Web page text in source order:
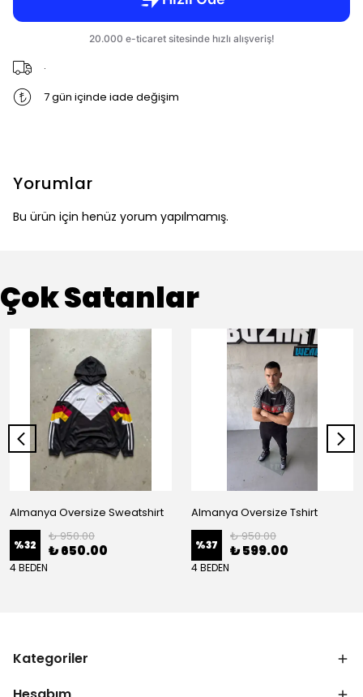
.
7 gün içinde iade değişim
Yorumlar
Bu ürün için henüz yorum yapılmamış.
Çok Satanlar
Almanya Oversize Sweatshirt
%32
₺ 950.00
₺ 650.00
4 BEDEN
Almanya Oversize Tshirt
%37
₺ 950.00
₺ 599.00
4 BEDEN
Kategoriler